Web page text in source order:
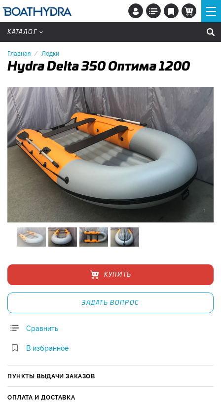
КАТАЛОГ
Главная Лодки
Hydra Delta 350 Оптима 1200
КУПИТЬ
ЗАДАТЬ ВОПРОС
Сравнить
В избранное
ПУНКТЫ ВЫДАЧИ ЗАКАЗОВ
ОПЛАТА И ДОСТАВКА